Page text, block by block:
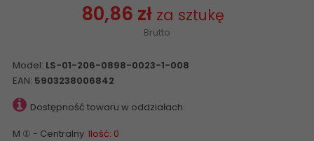
80,86 zł za sztukę
Brutto
Model: LS-01-206-0898-0023-1-008
EAN: 5903238006842
Dostępność towaru w oddziałach:
M ① - Centralny Ilość: 0